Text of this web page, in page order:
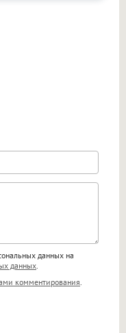
<s>, <big>,
<ul>, <ol>, <li>,
HTML,
данных на
данных
комментирования